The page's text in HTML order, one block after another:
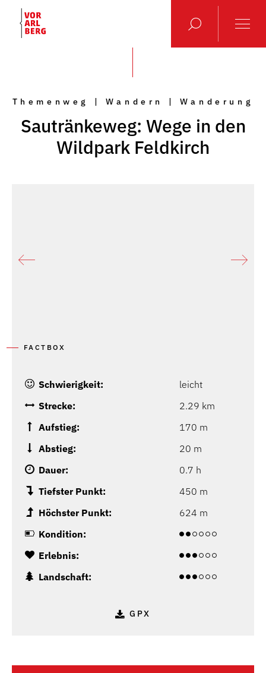
Themenweg | Wandern | Wanderung
Sautränkeweg: Wege in den
Wildpark Feldkirch
FACTBOX
Schwierigkeit:
leicht
Strecke:
2.29 km
Aufstieg:
170 m
Abstieg:
20 m
Dauer:
0.7 h
Tiefster Punkt:
450 m
Höchster Punkt:
624 m
Kondition:
Erlebnis:
Landschaft:
GPX